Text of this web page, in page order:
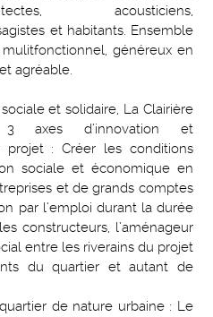
acousticiens,
et habitants. Ensemble
généreux en
agréable.
et solidaire, La Clairière
axes d’innovation et
projet : Créer les conditions
sociale et économique en
et de grands comptes
par l’emploi durant la durée
constructeurs, l’aménageur
entre les riverains du projet
du quartier et autant de
de nature urbaine : Le